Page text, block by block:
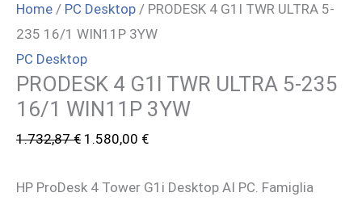
Home / PC Desktop / PRODESK 4 G1I TWR ULTRA 5-
235 16/1 WIN11P 3YW
PC Desktop
PRODESK 4 G1I TWR ULTRA 5-235
16/1 WIN11P 3YW
1.732,87€ Il
originale
1.580,00 €Il
attuale
HP ProDesk 4 Tower G1i Desktop AI PC. Famiglia